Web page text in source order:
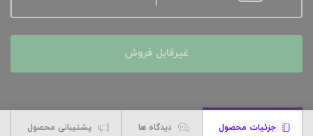
غیرقابل فروش
جزئیات محصول دیدگاه ها پشتیبانی محصول